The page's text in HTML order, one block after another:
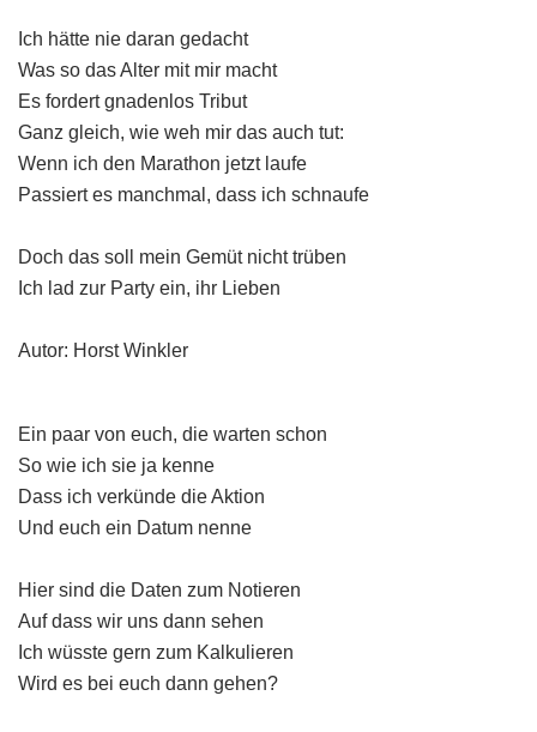
Ich hätte nie daran gedacht
Was so das Alter mit mir macht
Es fordert gnadenlos Tribut
Ganz gleich, wie weh mir das auch tut:
Wenn ich den Marathon jetzt laufe
Passiert es manchmal, dass ich schnaufe
Doch das soll mein Gemüt nicht trüben
Ich lad zur Party ein, ihr Lieben
Autor: Horst Winkler
Ein paar von euch, die warten schon
So wie ich sie ja kenne
Dass ich verkünde die Aktion
Und euch ein Datum nenne
Hier sind die Daten zum Notieren
Auf dass wir uns dann sehen
Ich wüsste gern zum Kalkulieren
Wird es bei euch dann gehen?